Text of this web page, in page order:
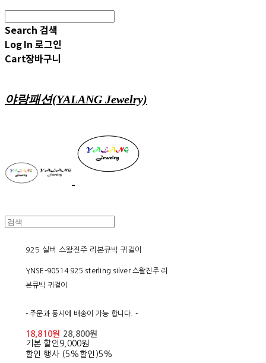
Search 검색
Log In 로그인
Cart장바구니
야랑패션(YALANG Jewelry)
925 실버 스왈진주 리본큐빅 귀걸이
YNSE-90514 925 sterling silver 스왈진주 리
본큐빅 귀걸이
- 주문과 동시에 배송이 가능 합니다. -
18,810원 28,800원
기본 할인 9,000원
할인 행사 (5%할인)5%